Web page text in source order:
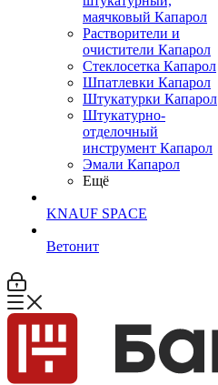
маячковый Капарол
Растворители и
очистители Капарол
Cтеклосетка Капарол
Шпатлевки Капарол
Штукатурки Капарол
Штукатурно-
отделочный
инструмент Капарол
Эмали Капарол
Ещё
KNAUF SPACE
Ветонит